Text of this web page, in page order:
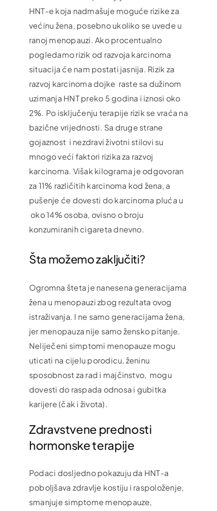
HNT-e koja nadmašuje moguće rizike za
većinu žena, posebno ukoliko se uvede u
ranoj menopauzi. Ako procentualno
pogledamo rizik od razvoja karcinoma
situacija će nam postati jasnija. Rizik za
razvoj karcinoma dojke raste sa dužinom
uzimanja HNT preko 5 godina i iznosi oko
2%. Po isključenju terapije rizik se vraća na
bazične vrijednosti. Sa druge strane
gojaznost i nezdravi životni stilovi su
mnogo veći faktori rizika za razvoj
karcinoma. Višak kilograma je odgovoran
za 11% različitih karcinoma kod žena, a
pušenje će dovesti do karcinoma pluća u
oko 14% osoba, ovisno o broju
konzumiranih cigareta dnevno.
Šta možemo zaključiti?
Ogromna šteta je nanesena generacijama
žena u menopauzi zbog rezultata ovog
istraživanja. I ne samo generacijama žena,
jer menopauza nije samo žensko pitanje.
Neliječeni simptomi menopauze mogu
uticati na cijelu porodicu, ženinu
sposobnost za rad i majčinstvo, mogu
dovesti do raspada odnosa i gubitka
karijere (čak i života).
Zdravstvene prednosti
hormonske terapije
Podaci dosljedno pokazuju da HNT-a
poboljšava zdravlje kostiju i raspoloženje,
smanjuje simptome menopauze,